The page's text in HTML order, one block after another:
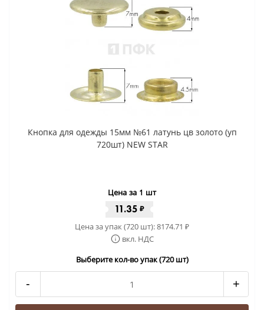
Кнопка для одежды 15мм №61 латунь цв золото (уп
720шт) NEW STAR
Цена за 1 шт
11.35 ₽
Цена за упак (720 шт):8174.71 ₽
вкл. НДС
Выберите кол-во упак (720 шт)
- +